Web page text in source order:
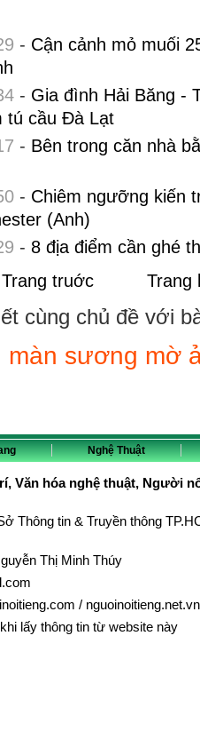
- Cận cảnh mỏ muối
- Gia đình Hải Băng -
tú cầu Đà Lạt
- Bên trong căn nhà
- Chiêm ngưỡng kiến
(Anh)
- 8 địa điểm cần ghé
truớc
Trang
cùng chủ đề với
màn sương mờ
Nghệ Thuật
Văn hóa nghệ thuật, Người
Thông tin & Truyền thông
Thị Minh Thúy
/ nguoinoitieng.net.vn
khi lấy thông tin từ website này